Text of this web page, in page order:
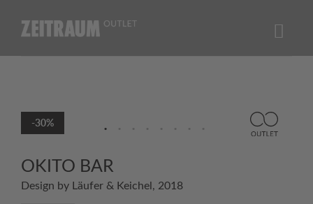
-30%
OKITO BAR
Design by Läufer & Keichel, 2018